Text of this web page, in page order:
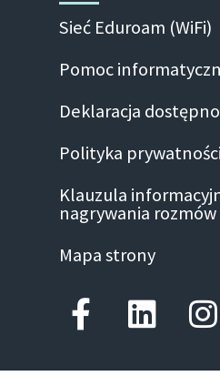
Sieć Eduroam (WiFi)
Pomoc
Deklaracja
Polityka prywatności
Klauzula
nagrywania
Mapa strony
Facebook-f